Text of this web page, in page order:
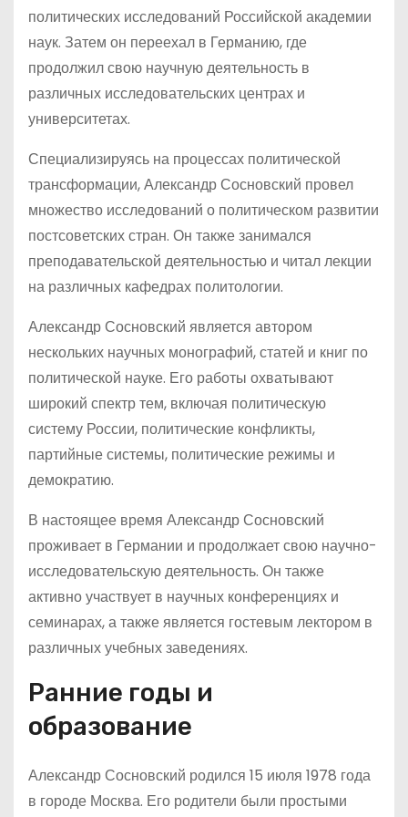
политических исследований Российской академии
наук. Затем он переехал в Германию, где
продолжил свою научную деятельность в
различных исследовательских центрах и
университетах.
Специализируясь на процессах политической
трансформации, Александр Сосновский провел
множество исследований о политическом развитии
постсоветских стран. Он также занимался
преподавательской деятельностью и читал лекции
на различных кафедрах политологии.
Александр Сосновский является автором
нескольких научных монографий, статей и книг по
политической науке. Его работы охватывают
широкий спектр тем, включая политическую
систему России, политические конфликты,
партийные системы, политические режимы и
демократию.
В настоящее время Александр Сосновский
проживает в Германии и продолжает свою научно-
исследовательскую деятельность. Он также
активно участвует в научных конференциях и
семинарах, а также является гостевым лектором в
различных учебных заведениях.
Ранние годы и
образование
Александр Сосновский родился 15 июля 1978 года
в городе Москва. Его родители были простыми